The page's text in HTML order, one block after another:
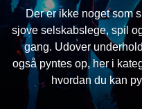
Der er ikke noget som
sjove selskabslege, spil
gang. Udover
også pyntes op, her i
hvordan du kan